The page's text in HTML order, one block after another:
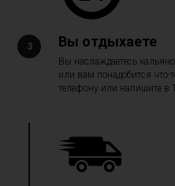
Вы отдыхаете
Вы наслаждаетесь
или вам понадобится что-
телефону или напишите в